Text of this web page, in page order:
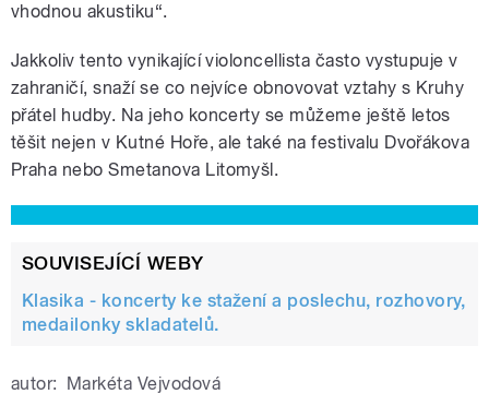
vhodnou akustiku“.
Jakkoliv tento vynikající violoncellista často vystupuje v
zahraničí, snaží se co nejvíce obnovovat vztahy s Kruhy
přátel hudby. Na jeho koncerty se můžeme ještě letos
těšit nejen v Kutné Hoře, ale také na festivalu Dvořákova
Praha nebo Smetanova Litomyšl.
SOUVISEJÍCÍ WEBY
Klasika - koncerty ke stažení a poslechu, rozhovory,
medailonky skladatelů.
autor: Markéta Vejvodová